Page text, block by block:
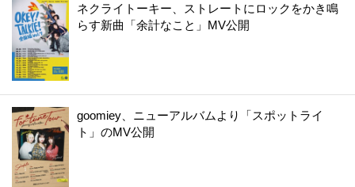
ネクライトーキー、ストレートにロックをかき鳴
らす新曲「余計なこと」MV公開
goomiey、ニューアルバムより「スポットライ
ト」のMV公開